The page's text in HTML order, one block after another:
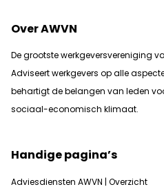
Over AWVN
De grootste werkgeversvereniging
Adviseert werkgevers op alle
behartigt de belangen van leden
sociaal-economisch klimaat.
Handige pagina’s
Adviesdiensten AWVN | Overzicht